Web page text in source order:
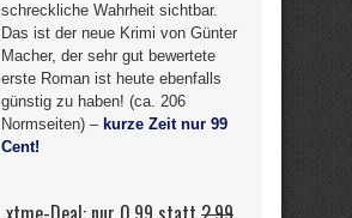
schreckliche Wahrheit sichtbar.
Das ist der neue Krimi von Günter
Macher, der sehr gut bewertete
erste Roman ist heute ebenfalls
günstig zu haben! (ca. 206
Normseiten) – kurze Zeit nur 99
Cent!